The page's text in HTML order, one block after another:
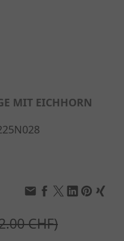
MIT EICHHORN
CHF)